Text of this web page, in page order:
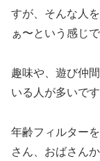
すが、そんな人
ぁ〜という感じで
趣味や、遊び仲
いる人が多いです
年齢フィルター
さん、おばさん